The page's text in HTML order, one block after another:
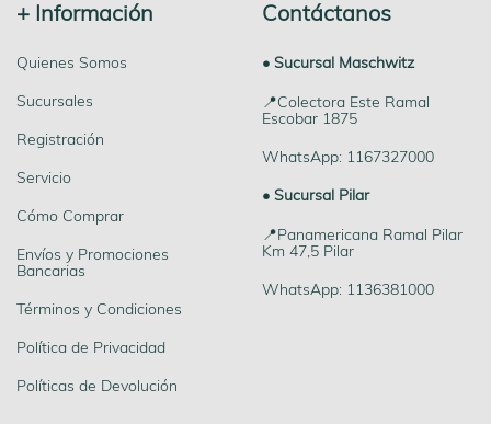
+ Información
Quienes Somos
Sucursales
Registración
Servicio
Cómo Comprar
Envíos y Promociones
Bancarias
Términos y Condiciones
Política de Privacidad
Políticas de Devolución
Contáctanos
• Sucursal Maschwitz
📍Colectora Este Ramal
Escobar 1875
WhatsApp: 1167327000
• Sucursal Pilar
📍Panamericana Ramal Pilar
Km 47,5 Pilar
WhatsApp: 1136381000